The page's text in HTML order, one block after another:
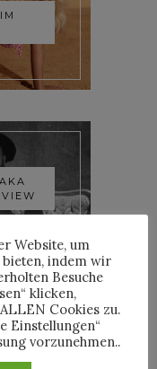
Website, um
bieten, indem wir
Besuche
klicken,
Cookies zu.
Einstellungen“
vorzunehmen..